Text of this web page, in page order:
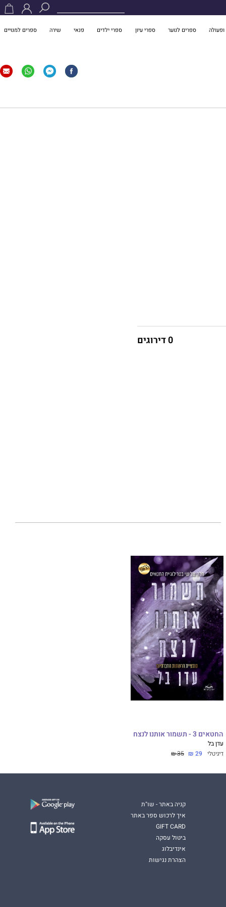
ספרים לנוער ספרי עיון ספרי ילדים פנאי שירה ספרים למנויים
0 דירוגים
החטאים 3 - תשמור אותנו לנצח
עדן בל
דיגיטלי 29 ₪
35 ₪
קניה באתר - שו"ת
איך לרכוש ספר באתר
GIFT CARD
ביטול עסקה
אינדיבלוג
הצהרת נגישות